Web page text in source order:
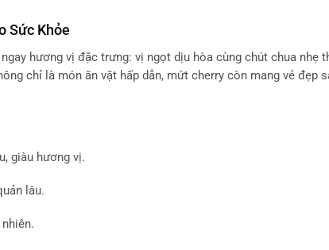
Sức Khỏe
hương vị đặc trưng: vị ngọt dịu hòa cùng chút chua nhẹ
chỉ là món ăn vặt hấp dẫn, mứt cherry còn mang vẻ đẹp
giàu hương vị.
lâu.